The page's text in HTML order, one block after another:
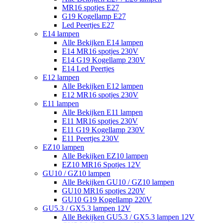
MR16 spotjes E27
G19 Kogellamp E27
Led Peertjes E27
E14 lampen
Alle Bekijken E14 lampen
E14 MR16 spotjes 230V
E14 G19 Kogellamp 230V
E14 Led Peertjes
E12 lampen
Alle Bekijken E12 lampen
E12 MR16 spotjes 230V
E11 lampen
Alle Bekijken E11 lampen
E11 MR16 spotjes 230V
E11 G19 Kogellamp 230V
E11 Peertjes 230V
EZ10 lampen
Alle Bekijken EZ10 lampen
EZ10 MR16 Spotjes 12V
GU10 / GZ10 lampen
Alle Bekijken GU10 / GZ10 lampen
GU10 MR16 spotjes 220V
GU10 G19 Kogellamp 220V
GU5.3 / GX5.3 lampen 12V
Alle Bekijken GU5.3 / GX5.3 lampen 12V